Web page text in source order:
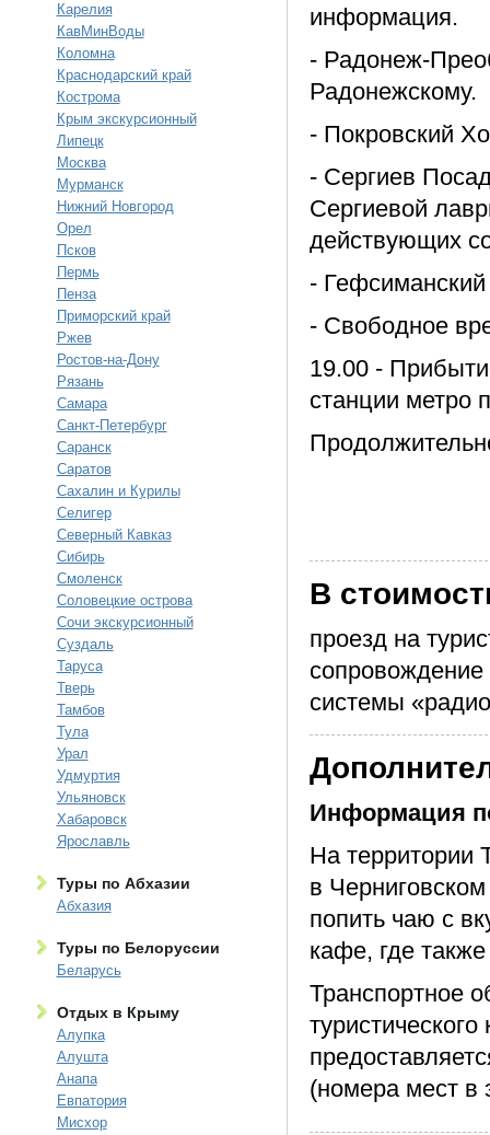
Карелия
КавМинВоды
Коломна
Краснодарский край
Кострома
Крым экскурсионный
Липецк
Москва
Мурманск
Нижний Новгород
Орел
Псков
Пермь
Пенза
Приморский край
Ржев
Ростов-на-Дону
Рязань
Самара
Санкт-Петербург
Саранск
Саратов
Сахалин и Курилы
Селигер
Северный Кавказ
Сибирь
Смоленск
Соловецкие острова
Сочи экскурсионный
Суздаль
Таруса
Тверь
Тамбов
Тула
Урал
Удмуртия
Ульяновск
Хабаровск
Ярославль
Туры по Абхазии
Абхазия
Туры по Белоруссии
Беларусь
Отдых в Крыму
Алупка
Алушта
Анапа
Евпатория
Мисхор
информация.
- Радонеж-
Радонежскому.
- Покровский
- Сергиев
Сергиевой
действующих
- Гефсиманский
- Свободное
19.00 -
станции метро
В
проезд на
системы
Информация
На территории
в
попить чаю с
кафе, где
Транспортное
(номера мест в